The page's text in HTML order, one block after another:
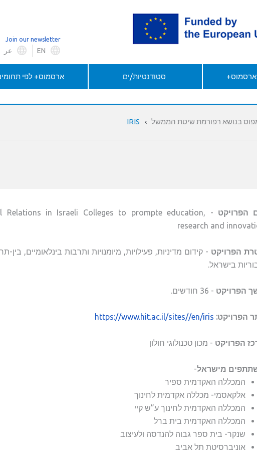
Join our newsletter
EN عر
ארסמוס+ סטודנטיות/ים ארסמוס+ לפי
בנושא רפורמת שיטת הממשל IRIS
הפרויקט
Relations in Israeli Colleges to prompte education,
research and
הפרויקט - קידום מדיניות, פעילויות, מיומנויות ותרבות בינלאומיים,
בישראל.
הפרויקט - 36 חודשים.
הפרויקט: https://www.hit.ac.il/sites//en/iris
הפרויקט - מכון טכנולוגי חולון
מישראל-
המכללה האקדמית ספיר
אלקאסמי- מכללה אקדמית לחינוך
המכללה האקדמית לחינוך ע”ש קיי
המכללה האקדמית בית ברל
שנקר- בית ספר גבוה להנדסה ולעיצוב
אוניברסיטת תל אביב